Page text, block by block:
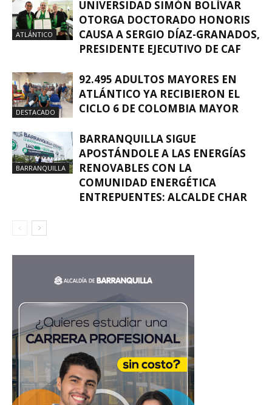
ATLÁNTICO
UNIVERSIDAD SIMÓN BOLÍVAR
OTORGA DOCTORADO HONORIS
CAUSA A SERGIO DÍAZ-GRANADOS,
PRESIDENTE EJECUTIVO DE CAF
DESTACADO
92.495 ADULTOS MAYORES EN
ATLÁNTICO YA RECIBIERON EL
CICLO 6 DE COLOMBIA MAYOR
BARRANQUILLA
BARRANQUILLA SIGUE
APOSTÁNDOLE A LAS ENERGÍAS
RENOVABLES CON LA
COMUNIDAD ENERGÉTICA
ENTREPUENTES: ALCALDE CHAR